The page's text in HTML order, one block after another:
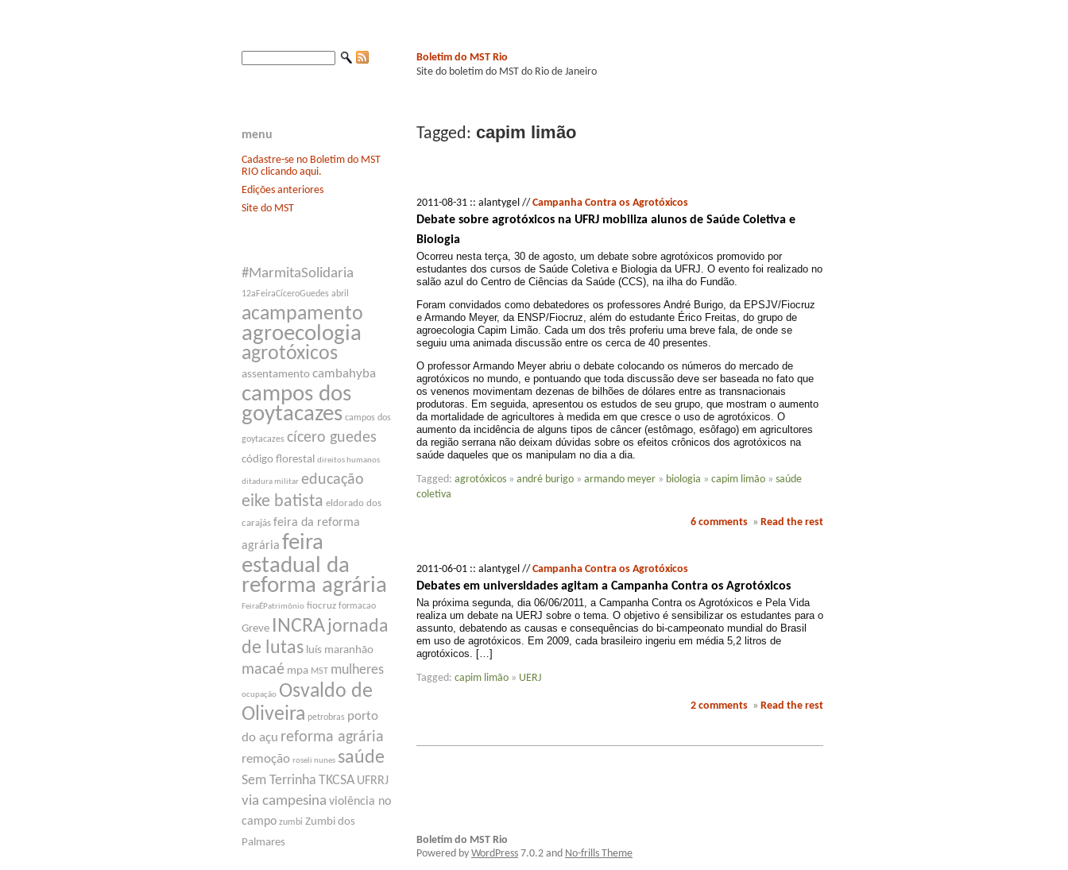
menu
Cadastre-se no Boletim do MST
RIO clicando aqui.
Edições anteriores
Site do MST
#MarmitaSolidaria
12aFeiraCíceroGuedes abril
acampamento
agroecologia
agrotóxicos
assentamento cambahyba
campos dos
goytacazes campos dos
goytacazes cícero guedes
código florestal direitos humanos
ditadura militar educação
eike batista eldorado dos
carajás feira da reforma
agrária feira
estadual da
reforma agrária
FeiraÉPatrimônio fiocruz formacao
Greve INCRA jornada
de lutas luís maranhão
macaé mpa MST mulheres
ocupação Osvaldo de
Oliveira petrobras porto
do açu reforma agrária
remoção roseli nunes saúde
Sem Terrinha TKCSA UFRRJ
via campesina violência no
campo zumbi Zumbi dos
Palmares
Boletim do MST Rio
Site do boletim do MST do Rio de Janeiro
Tagged: capim limão
2011-08-31 :: alantygel // Campanha Contra os Agrotóxicos
Debate sobre agrotóxicos na UFRJ mobiliza alunos de Saúde Coletiva e
Biologia
Ocorreu nesta terça, 30 de agosto, um debate sobre agrotóxicos promovido por
estudantes dos cursos de Saúde Coletiva e Biologia da UFRJ. O evento foi realizado no
salão azul do Centro de Ciências da Saúde (CCS), na ilha do Fundão.
Foram convidados como debatedores os professores André Burigo, da EPSJV/Fiocruz
e Armando Meyer, da ENSP/Fiocruz, além do estudante Érico Freitas, do grupo de
agroecologia Capim Limão. Cada um dos três proferiu uma breve fala, de onde se
seguiu uma animadadiscussão entre os cerca de 40 presentes.
O professor Armando Meyer abriu o debate colocando os números do mercado de
agrotóxicos no mundo, e pontuando que toda discussão deve ser baseada no fato que
os venenos movimentam dezenas de bilhões de dólares entre as transnacionais
produtoras. Em seguida, apresentou os estudos de seu grupo, que mostram o aumento
da mortalidade de agricultores à medida em que cresce o uso de agrotóxicos. O
aumento da incidência de alguns tipos de câncer (estômago, esôfago) em agricultores
da região serrana não deixam dúvidas sobre os efeitos crônicos dos agrotóxicos na
saúde daqueles que os manipulam no dia a dia.
Tagged: agrotóxicos » andré burigo » armando meyer » biologia » capim limão » saúde
coletiva
6 comments » Read the rest
2011-06-01 :: alantygel // Campanha Contra os Agrotóxicos
Debates em universidades agitam a Campanha Contra os Agrotóxicos
Na próxima segunda, dia 06/06/2011, a Campanha Contra os Agrotóxicos e Pela Vida
realiza um debate na UERJ sobre o tema. O objetivo é sensibilizar os estudantes para o
assunto, debatendo as causas e consequências do bi-campeonato mundial do Brasil
em uso de agrotóxicos. Em 2009, cada brasileiro ingeriu em média 5,2 litros de
agrotóxicos. […]
Tagged: capim limão » UERJ
2 comments » Read the rest
Boletim do MST Rio
Powered by WordPress 7.0.2 and No-frills Theme